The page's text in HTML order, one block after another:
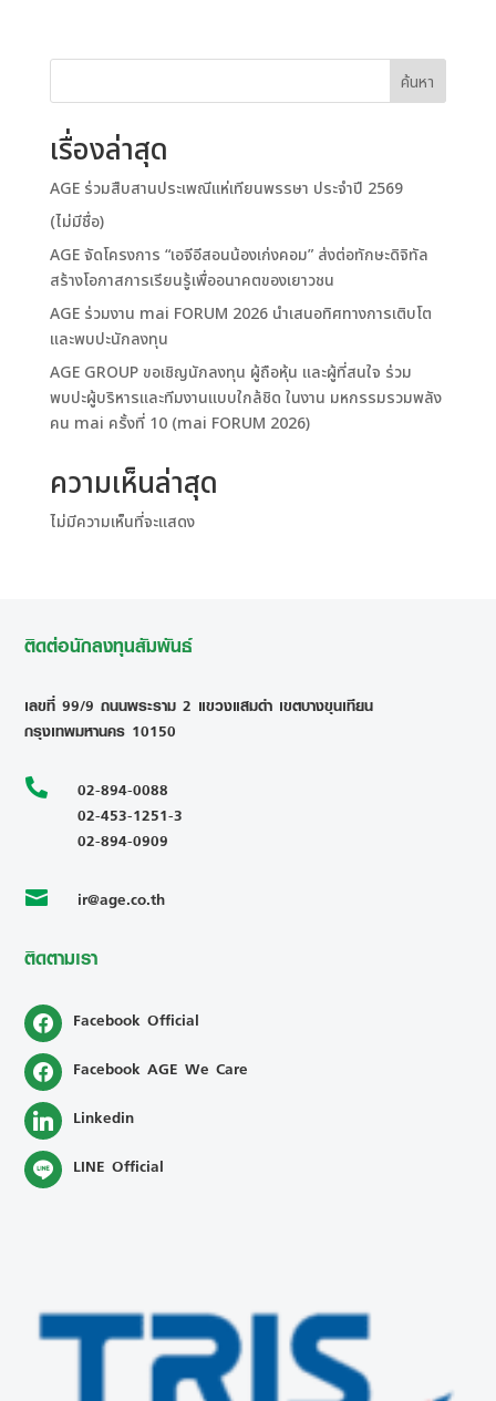
ค้นหา
เรื่องล่าสุด
AGE ร่วมสืบสานประเพณีแห่เทียนพรรษา ประจำปี 2569
(ไม่มีชื่อ)
AGE จัดโครงการ “เอจีอีสอนน้องเก่งคอม” ส่งต่อทักษะดิจิทัล
สร้างโอกาสการเรียนรู้เพื่ออนาคตของเยาวชน
AGE ร่วมงาน mai FORUM 2026 นำเสนอทิศทางการเติบโต
และพบปะนักลงทุน
AGE GROUP ขอเชิญนักลงทุน ผู้ถือหุ้น และผู้ที่สนใจ ร่วม
พบปะผู้บริหารและทีมงานแบบใกล้ชิด ในงาน มหกรรมรวมพลัง
คน mai ครั้งที่ 10 (mai FORUM 2026)
ความเห็นล่าสุด
ไม่มีความเห็นที่จะแสดง
ติดต่อนักลงทุนสัมพันธ์
เลขที่ 99/9 ถนนพระราม 2 แขวงแสมดำ เขตบางขุนเทียน
กรุงเทพมหานคร 10150

02-894-0088
02-453-1251-3
02-894-0909
 ir@age.co.th
ติดตามเรา
Facebook Official
Facebook AGE We Care
Linkedin
LINE Official